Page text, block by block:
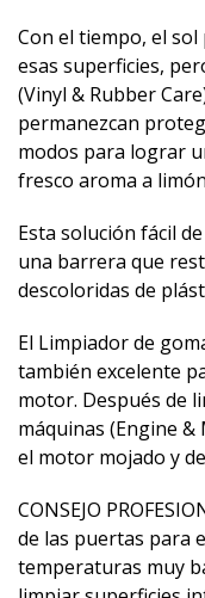
Con el tiempo, el
esas superficies,
(Vinyl & Rubber
permanezcan
modos para lograr
fresco aroma a
Esta solución fácil
una barrera que
descoloridas de
El Limpiador de
también excelente
motor. Después de
máquinas (Engine
el motor mojado y
CONSEJO
de las puertas para
temperaturas muy